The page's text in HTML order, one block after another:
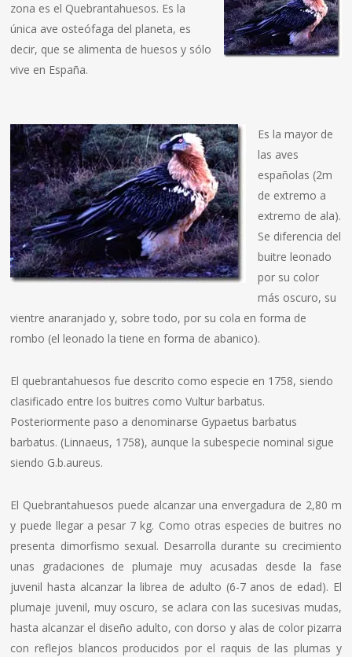
zona es el Quebrantahuesos. Es la
única ave osteófaga del planeta, es
decir, que se alimenta de huesos y sólo
vive en España.
Es la mayor de
las aves
españolas (2m
de extremo a
extremo de ala).
Se diferencia del
buitre leonado
por su color
más oscuro, su
vientre anaranjado y, sobre todo, por su cola en forma de
rombo (el leonado la tiene en forma de abanico).
El quebrantahuesos fue descrito como especie en 1758, siendo
clasificado entre los buitres como Vultur barbatus.
Posteriormente paso a denominarse Gypaetus barbatus
barbatus. (Linnaeus, 1758), aunque la subespecie nominal sigue
siendo G.b.aureus.
El Quebrantahuesos puede alcanzar una envergadura de 2,80 m
y puede llegar a pesar 7 kg. Como otras especies de buitres no
presenta dimorfismo sexual. Desarrolla durante su crecimiento
unas gradaciones de plumaje muy acusadas desde la fase
juvenil hasta alcanzar la librea de adulto (6-7 anos de edad). El
plumaje juvenil, muy oscuro, se aclara con las sucesivas mudas,
hasta alcanzar el diseño adulto, con dorso y alas de color pizarra
con reflejos blancos producidos por el raquis de las plumas y